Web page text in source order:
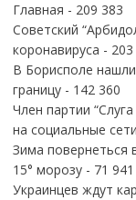
Главная - 209 383
Советский
коронавируса -
В Борисполе
границу- 142 360
Член партии
на социальные сети
Зима повернеться
15° морозу- 71 941
Украинцев ждут